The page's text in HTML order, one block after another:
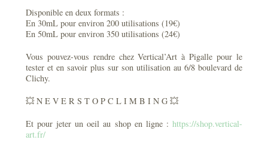
Disponible en deux formats :
En 30mL pour environ 200 utilisations (19€)
En 50mL pour environ 350 utilisations (24€)
Vous pouvez-vous rendre chez Vertical’Art à Pigalle pour le
tester et en savoir plus sur son utilisation au 6/8 boulevard de
Clichy.
💥 N E V E R S T O P C L I M B I N G 💥
Et pour jeter un oeil au shop en ligne :https://shop.vertical-
art.fr/